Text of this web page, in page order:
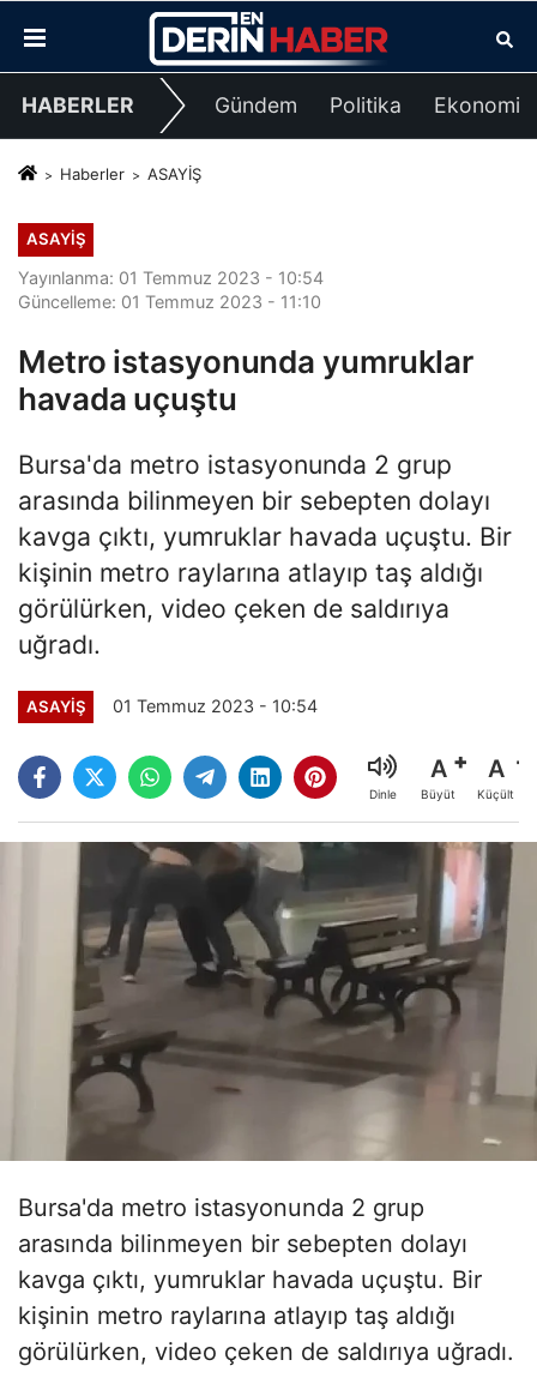
HABERLER Gündem Politika Ekonomi
Haberler ASAYİŞ
ASAYİŞ
Yayınlanma: 01 Temmuz 2023 - 10:54
Güncelleme: 01 Temmuz 2023 - 11:10
Metro istasyonunda yumruklar
havada uçuştu
Bursa'da metro istasyonunda 2 grup
arasında bilinmeyen bir sebepten dolayı
kavga çıktı, yumruklar havada uçuştu. Bir
kişinin metro raylarına atlayıp taş aldığı
görülürken, video çeken de saldırıya
uğradı.
ASAYİŞ 01 Temmuz 2023 - 10:54
Dinle
A
Büyüt
A
Küçült
Bursa'da metro istasyonunda 2 grup
arasında bilinmeyen bir sebepten dolayı
kavga çıktı, yumruklar havada uçuştu. Bir
kişinin metro raylarına atlayıp taş aldığı
görülürken, video çeken de saldırıya uğradı.